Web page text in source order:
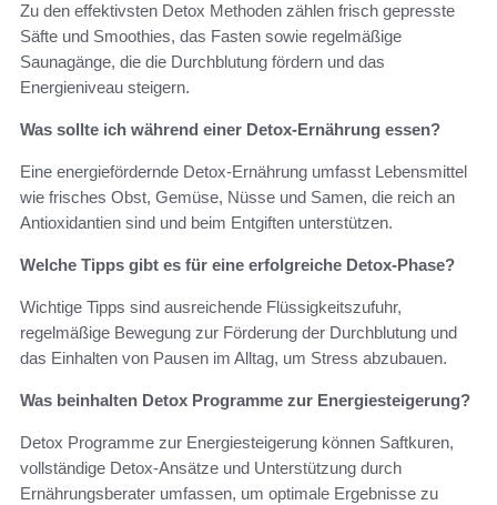
Zu den effektivsten Detox Methoden zählen frisch gepresste
Säfte und Smoothies, das Fasten sowie regelmäßige
Saunagänge, die die Durchblutung fördern und das
Energieniveau steigern.
Was sollte ich während einer Detox-Ernährung essen?
Eine energiefördernde Detox-Ernährung umfasst Lebensmittel
wie frisches Obst, Gemüse, Nüsse und Samen, die reich an
Antioxidantien sind und beim Entgiften unterstützen.
Welche Tipps gibt es für eine erfolgreiche Detox-Phase?
Wichtige Tipps sind ausreichende Flüssigkeitszufuhr,
regelmäßige Bewegung zur Förderung der Durchblutung und
das Einhalten von Pausen im Alltag, um Stress abzubauen.
Was beinhalten Detox Programme zur Energiesteigerung?
Detox Programme zur Energiesteigerung können Saftkuren,
vollständige Detox-Ansätze und Unterstützung durch
Ernährungsberater umfassen, um optimale Ergebnisse zu